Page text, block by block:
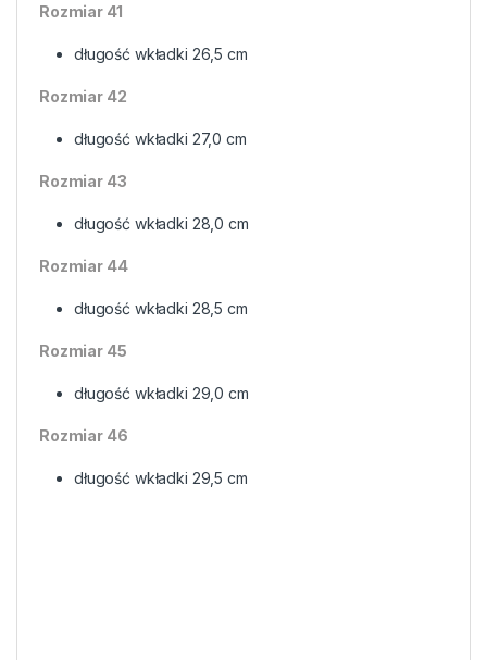
Rozmiar 41
długość wkładki 26,5 cm
Rozmiar 42
długość wkładki 27,0 cm
Rozmiar 43
długość wkładki 28,0 cm
Rozmiar 44
długość wkładki 28,5 cm
Rozmiar 45
długość wkładki 29,0 cm
Rozmiar 46
długość wkładki 29,5 cm